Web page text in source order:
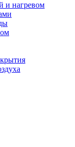
и нагревом